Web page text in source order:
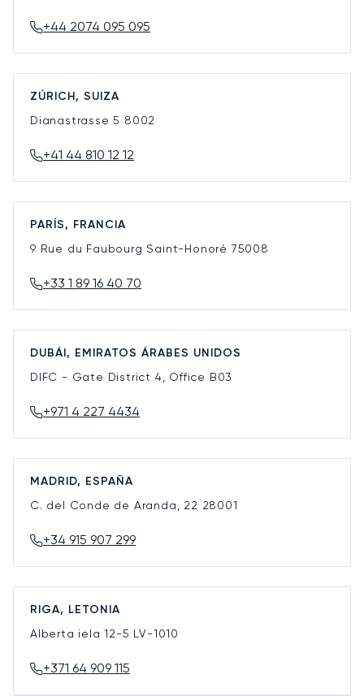
+44 2074 095 095
ZÚRICH, SUIZA
Dianastrasse 5 8002
+41 44 810 12 12
PARÍS, FRANCIA
9 Rue du Faubourg Saint-Honoré 75008
+33 1 89 16 40 70
DUBÁI, EMIRATOS ÁRABES UNIDOS
DIFC - Gate District 4, Office B03
+971 4 227 4434
MADRID, ESPAÑA
C. del Conde de Aranda, 22 28001
+34 915 907 299
RIGA, LETONIA
Alberta iela 12-5 LV-1010
+371 64 909 115